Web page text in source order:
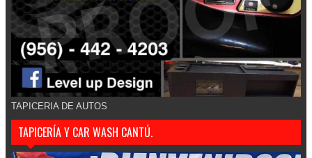
TAPICERIA DE AUTOS
TAPICERÍA Y CAR WASH CANTÚ.